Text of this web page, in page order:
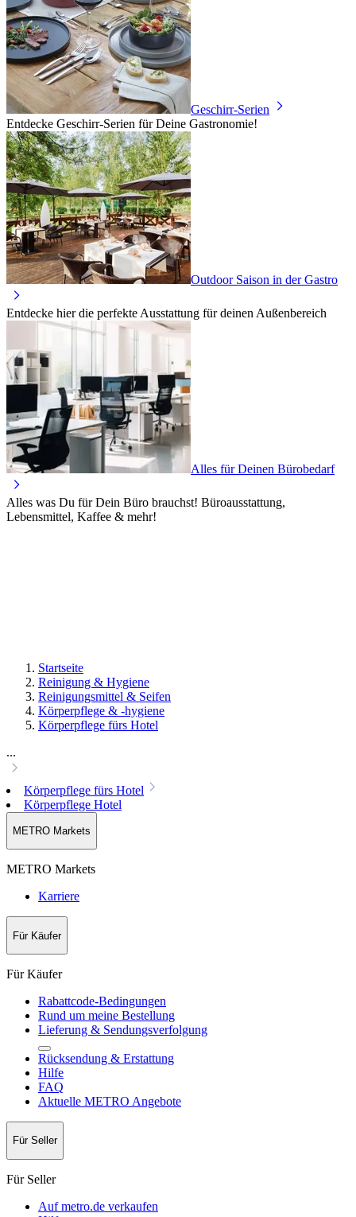
Geschirr-Serien
Entdecke Geschirr-Serien für Deine Gastronomie!
Outdoor Saison in der Gastro
Entdecke hier die perfekte Ausstattung für deinen Außenbereich
Alles für Deinen Bürobedarf
Alles was Du für Dein Büro brauchst! Büroausstattung,
Lebensmittel, Kaffee & mehr!
Startseite
Reinigung & Hygiene
Reinigungsmittel & Seifen
Körperpflege & -hygiene
Körperpflege fürs Hotel
...
Körperpflege fürs Hotel
Körperpflege Hotel
METRO Markets
METRO Markets
Karriere
Für Käufer
Für Käufer
Rabattcode-Bedingungen
Rund um meine Bestellung
Lieferung & Sendungsverfolgung
Rücksendung & Erstattung
Hilfe
FAQ
Aktuelle METRO Angebote
Für Seller
Für Seller
Auf metro.de verkaufen